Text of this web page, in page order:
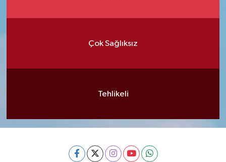
Çok Sağlıksız
Tehlikeli